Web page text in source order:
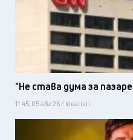
"Не става дума за
11:45, 05 авг 26 / Idealisti